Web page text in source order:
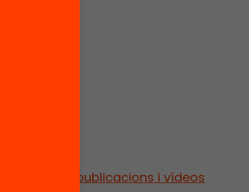
Vés a publicacions i vídeos